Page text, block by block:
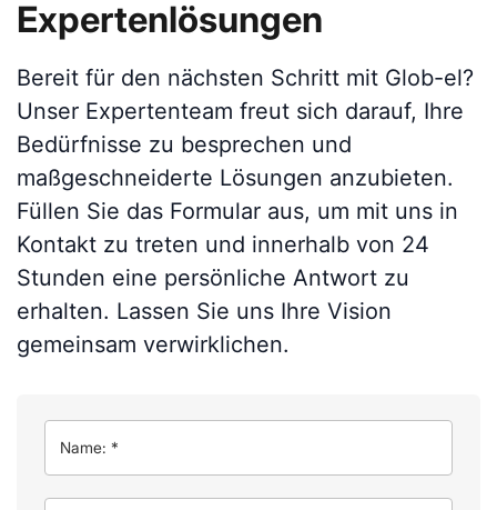
Expertenlösungen
Bereit für den nächsten Schritt mit Glob-el?
Unser Expertenteam freut sich darauf, Ihre
Bedürfnisse zu besprechen und
maßgeschneiderte Lösungen anzubieten.
Füllen Sie das Formular aus, um mit uns in
Kontakt zu treten und innerhalb von 24
Stunden eine persönliche Antwort zu
erhalten. Lassen Sie uns Ihre Vision
gemeinsam verwirklichen.